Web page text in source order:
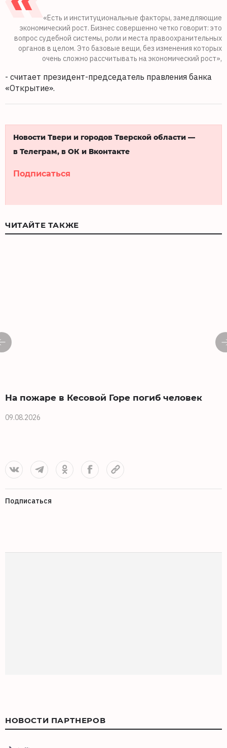
«Есть и институциональные факторы, замедляющие
экономический рост. Бизнес совершенно четко говорит: это
вопрос судебной системы, роли и места правоохранительных
органов в целом. Это базовые вещи, без изменения которых
очень сложно рассчитывать на экономический рост»,
- считает президент-председатель правления банка
«Открытие».
Новости Твери и городов Тверской области —
в Телеграм, в ОК и Вконтакте
Подписаться
ЧИТАЙТЕ ТАКЖЕ
На пожаре в Кесовой Горе погиб человек
09.08.2026
Подписаться
НОВОСТИ ПАРТНЕРОВ